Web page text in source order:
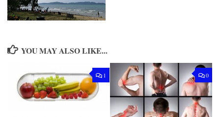
YOU MAY ALSO LIKE...
1 0